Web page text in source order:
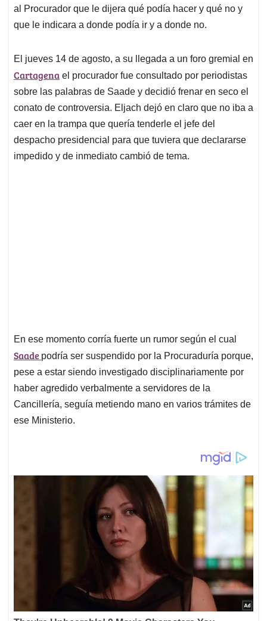
al Procurador que le dijera qué podía hacer y qué no y
que le indicara a donde podía ir y a donde no.
El jueves 14 de agosto, a su llegada a un foro gremial en
Cartagena el procurador fue consultado por periodistas
sobre las palabras de Saade y decidió frenar en seco el
conato de controversia. Eljach dejó en claro que no iba a
caer en la trampa que quería tenderle el jefe del
despacho presidencial para que tuviera que declararse
impedido y de inmediato cambió de tema.
En ese momento corría fuerte un rumor según el cual
Saade podría ser suspendido por la Procuraduría porque,
pese a estar siendo investigado disciplinariamente por
haber agredido verbalmente a servidores de la
Cancillería, seguía metiendo mano en varios trámites de
ese Ministerio.